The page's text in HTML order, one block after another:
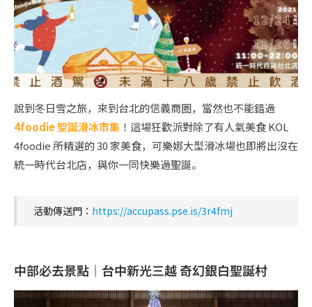
說到冬日雪之旅，來到台北的信義商圈，當然也不能錯過
4foodie 聖誕滑冰市集 ！這場狂歡派對除了有人氣美食 KOL
4foodie 所精選的 30 家美食，可樂娜大型滑冰場也即將出沒在
統一時代台北店，與你一同快樂過聖誕。
活動傳送門： https://accupass.pse.is/3r4fmj
中部必去景點｜台中新光三越 奇幻銀白聖誕村